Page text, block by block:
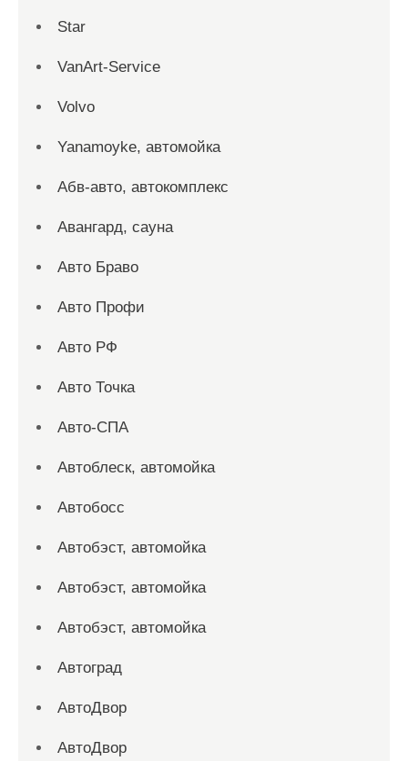
Star
VanArt-Service
Volvo
Yanamoyke, автомойка
Абв-авто, автокомплекс
Авангард, сауна
Авто Браво
Авто Профи
Авто РФ
Авто Точка
Авто-СПА
Автоблеск, автомойка
Автобосс
Автобэст, автомойка
Автобэст, автомойка
Автобэст, автомойка
Автоград
АвтоДвор
АвтоДвор